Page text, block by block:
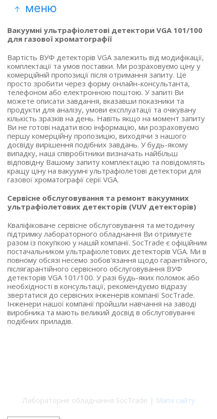
меню
Вакуумні ультрафіолетові детектори VGA 101/100
для газової хроматографії
Вартість ВУФ детекторів VGA залежить від модифікації,
комплектації та умов поставки. Ми розраховуємо ціну у
комерційній пропозиції після отримання запиту. Це
просто зробити через форму онлайн-консультанта,
телефоном або електронною поштою. У запиті Ви
можете описати завдання, вказавши показники та
продукти для аналізу, умови експлуатації та очікувану
кількість зразків на день. Навіть якщо на момент запиту
Ви не готові надати всю інформацію, ми розраховуємо
першу комерційну пропозицію, виходячи з нашого
досвіду вирішення подібних завдань. У будь-якому
випадку, наші співробітники визначать найбільш
відповідну Вашому запиту комплектацію та повідомлять
кращу ціну на вакуумні ультрафіолетові детектори для
газової хроматографії серії VGA.
Сервісне обслуговування та ремонт вакуумних
ультрафіолетових детекторів (VUV детекторів)
Кваліфіковане сервісне обслуговування та методичну
підтримку лабораторного обладнання Ви отримуєте
разом із покупкою у нашій компанії. SocTrade є офіційним
постачальником ультрафіолетових детекторів VGA. Ми в
повному обсязі несемо зобов'язання щодо гарантійного,
післягарантійного сервісного обслуговування ВУФ
детекторів VGA 101/100. У разі будь-яких поломок або
необхідності в консультації, рекомендуємо відразу
звертатися до сервісних інженерів компанії SocTrade.
Інженери нашої компанії пройшли навчання на заводі
виробника та мають великий досвід в обслуговуванні
подібних приладів.
Лабораторне обладнання SocTrade | Мапа сайту